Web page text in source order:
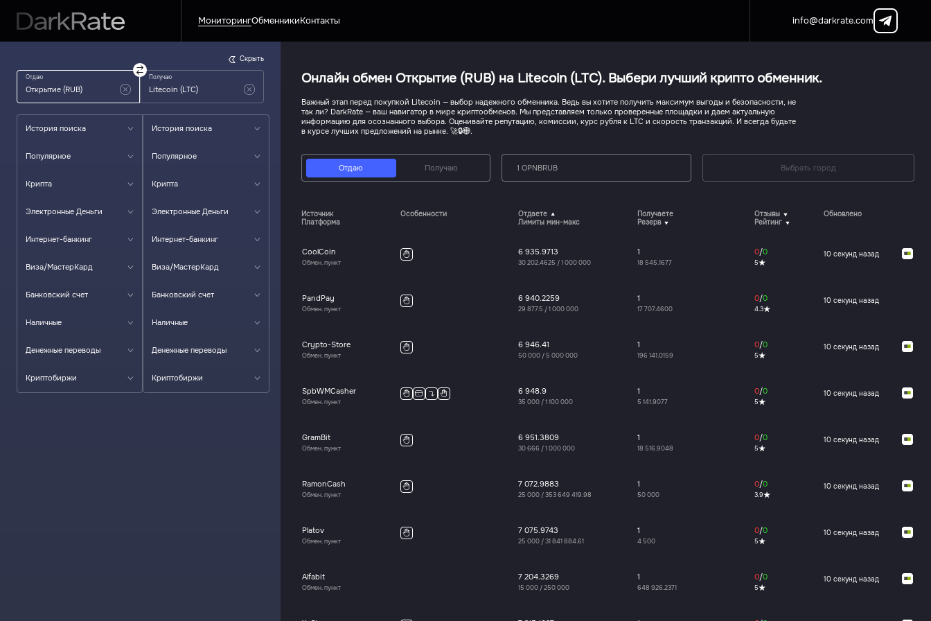
МониторингОбменникиКонтакты info@darkrate.com
Отдаю Получаю
История поиска
Популярное
Крипта
Электронные Деньги
Интернет-банкинг
Виза/МастерКард
Банковский счет
Наличные
Денежные переводы
Криптобиржи
История поиска
Популярное
Крипта
Электронные Деньги
Интернет-банкинг
Виза/МастерКард
Банковский счет
Наличные
Денежные переводы
Криптобиржи
Скрыть
Онлайн обмен Открытие (RUB) на Litecoin (LTC). Выбери лучший крипто обменник.
Важный этап перед покупкой Litecoin — выбор надежного обменника. Ведь вы хотите получить максимум выгоды и безопасности, не
так ли? DarkRate — ваш навигатор в мире криптообменов. Мы представляем только проверенные площадки и даем актуальную
информацию для осознанного выбора. Оценивайте репутацию, комиссии, курс рубля к LTC и скорость транзакций. И всегда будьте
в курсе лучших предложений на рынке. 🚀🔒🌐.
Отдаю Получаю 1 OPNBRUB Выбрать город
Источник
Платформа
Особенности
Отдаете
Лимиты мин-макс
Получаете
Резерв
Отзывы
Рейтинг
Обновлено
CoolCoin
Обмен. пункт
6 935.9713
30 202.4625 /1 000 000
1
18 545.1677
0/0
5
11 секунд назад
PandPay
Обмен. пункт
6 940.2259
29 877.5 /1 000 000
1
17 707.4600
0/0
4.3
11 секунд назад
Crypto-Store
Обмен. пункт
6 946.41
50 000 /5 000 000
1
196 141.0159
0/0
5
11 секунд назад
SpbWMCasher
Обмен. пункт
6 948.9
35 000 /1 100 000
1
5 141.9077
0/0
5
11 секунд назад
GramBit
Обмен. пункт
6 951.3809
30 666 /1 000 000
1
18 516.9048
0/0
5
11 секунд назад
RamonCash
Обмен. пункт
7 072.9883
25 000 /353 649 419.98
1
50 000
0/0
3.9
11 секунд назад
Platov
Обмен. пункт
7 075.9743
25 000 /31 841 884.61
1
4 500
0/0
5
11 секунд назад
Alfabit
Обмен. пункт
7 204.3269
15 000 /250 000
1
648 926.2371
0/0
5
11 секунд назад